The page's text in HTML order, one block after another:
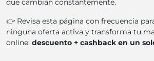
que cambian constantemente.
👉 Revisa esta página con frecuencia
ninguna oferta activa y transforma tu
online: descuento + cashback en un